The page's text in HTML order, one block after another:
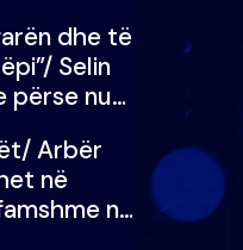
dhe të
Selin
përse nuk
time deri
Arbër
në
në